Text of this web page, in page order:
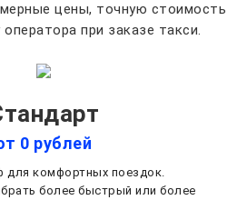
цены, точную стоимость
при заказе такси.
0 рублей
для комфортных поездок.
более быстрый или более